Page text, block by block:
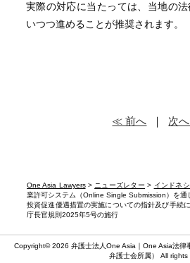
One Asia Lawyers> ニューズレター > インドネ
業許可システム（Online Single Submission）を通
投資促進優遇措置の実施についての指針及び手続
庁長官規則2025年5号の施行
実際の対応に当たっては、当地の
いつつ進めることが推奨されます。
≪ 前へ ｜ 次
Copyright© 2026 弁護士法人One Asia｜One Asia法律
弁護士会所属） All rights